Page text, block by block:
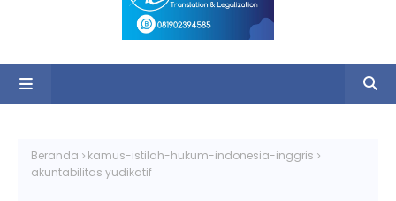
Beranda
kamus-istilah-hukum-indonesia-inggris
akuntabilitas yudikatif